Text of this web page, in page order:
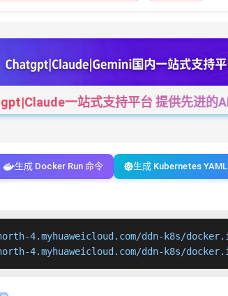
一站式支持平台 提供先进的
生成 Docker Run 命令 生成 Kubernetes YAML
4.myhuaweicloud.com/ddn-k8s/
4.myhuaweicloud.com/ddn-k8s/